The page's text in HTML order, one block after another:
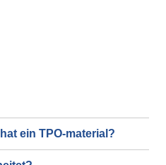
ein TPO-material?